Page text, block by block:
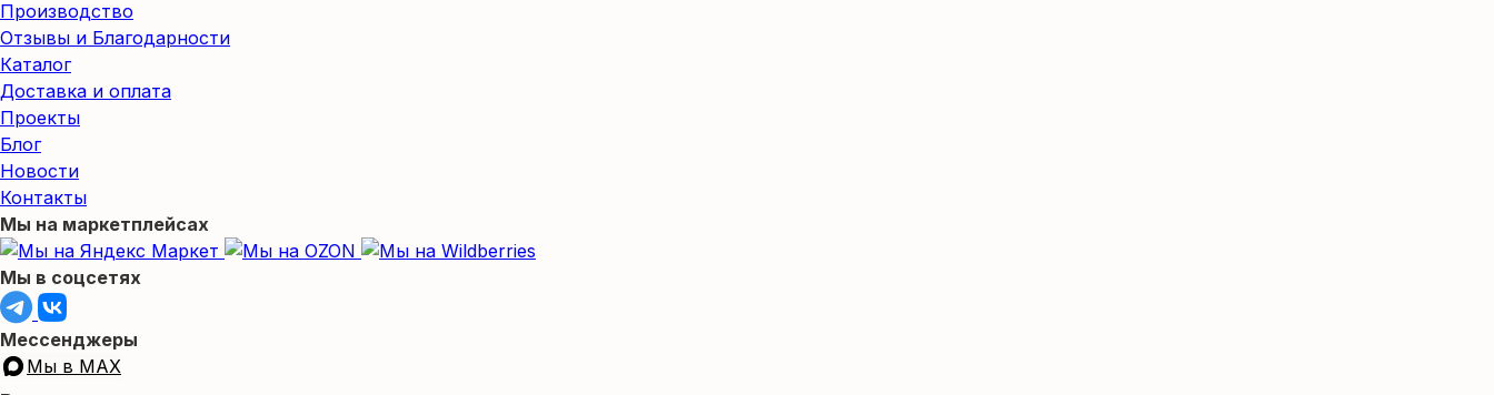
Производство
Отзывы и Благодарности
Каталог
Доставка и оплата
Проекты
Блог
Новости
Контакты
Мы на маркетплейсах
Мы в соцсетях
Мессенджеры
Мы в MAX